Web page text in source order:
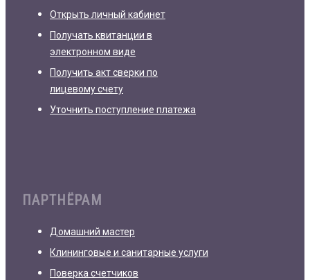
Открыть личный кабинет
Получать квитанции в
электронном виде
Получить акт сверки по
лицевому счету
Уточнить поступление платежа
ПАРТНЁРАМ
Домашний мастер
Клининговые и санитарные услуги
Поверка счетчиков